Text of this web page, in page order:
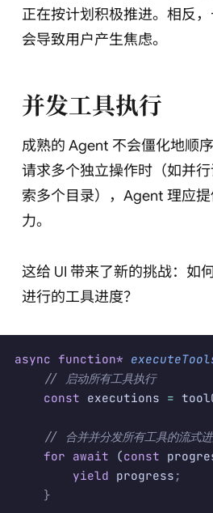
正在按计划积极推进。相反
会导致用户产生焦虑。
并发工具执行
成熟的 Agent 不会僵化地顺
请求多个独立操作时（如并
索多个目录），Agent 理应
力。
这给 UI 带来了新的挑战：如
进行的工具进度？
async function*
    // 启动所有工具执行
    const
executions =
// 合并并分发所有工具的流式
    for
await (const
        yield
progress ;
    }